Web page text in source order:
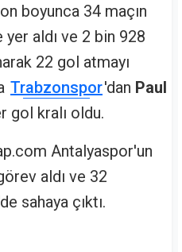
boyunca 34 maçın
aldı ve 2 bin 928
22 gol atmayı
Trabzonspor'dan Paul
gol kralı oldu.
Antalyaspor'un
aldı ve 32
sahaya çıktı.